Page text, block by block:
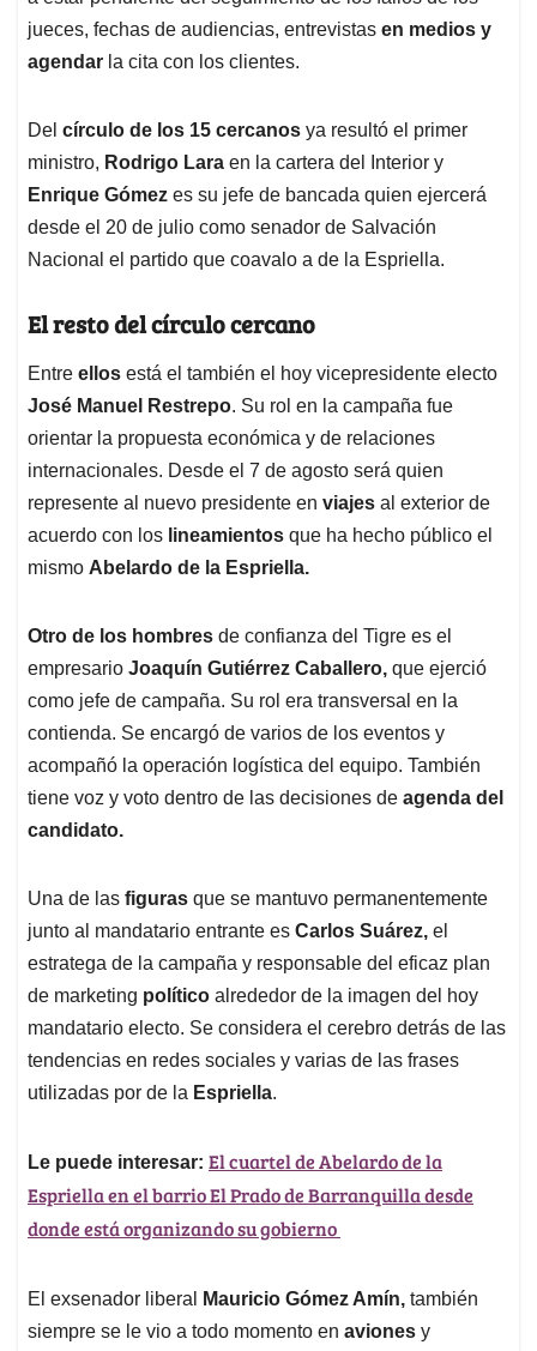
jueces, fechas de audiencias, entrevistas en medios y
agendar la cita con los clientes.
Del círculo de los 15 cercanos ya resultó el primer
ministro, Rodrigo Lara en la cartera del Interior y
Enrique Gómez es su jefe de bancada quien ejercerá
desde el 20 de julio como senador de Salvación
Nacional el partido que coavalo a de la Espriella.
El resto del círculo cercano
Entre ellos está el también el hoy vicepresidente electo
José Manuel Restrepo. Su rol en la campaña fue
orientar la propuesta económica y de relaciones
internacionales. Desde el 7 de agosto será quien
represente al nuevo presidente en viajes al exterior de
acuerdo con los lineamientos que ha hecho público el
mismo Abelardo de la Espriella.
Otro de los hombres de confianza del Tigre es el
empresario Joaquín Gutiérrez Caballero, que ejerció
como jefe de campaña. Su rol era transversal en la
contienda. Se encargó de varios de los eventos y
acompañó la operación logística del equipo. También
tiene voz y voto dentro de las decisiones de agenda del
candidato.
Una de las figuras que se mantuvo permanentemente
junto al mandatario entrante es Carlos Suárez, el
estratega de la campaña y responsable del eficaz plan
de marketing político alrededor de la imagen del hoy
mandatario electo. Se considera el cerebro detrás de las
tendencias en redes sociales y varias de las frases
utilizadas por de la Espriella.
Le puede interesar: El cuartel de Abelardo de la
Espriella en el barrio El Prado de Barranquilla desde
donde está organizando su gobierno
El exsenador liberal Mauricio Gómez Amín, también
siempre se le vio a todo momento en aviones y